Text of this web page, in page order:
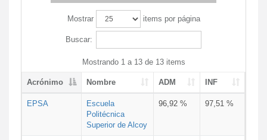
Mostrar items por página
Buscar:
Mostrando 1 a 13 de 13 items
Acrónimo Nombre ADM INF
EPSA
Escuela
Politécnica
Superior de Alcoy
96,92 % 97,51 %